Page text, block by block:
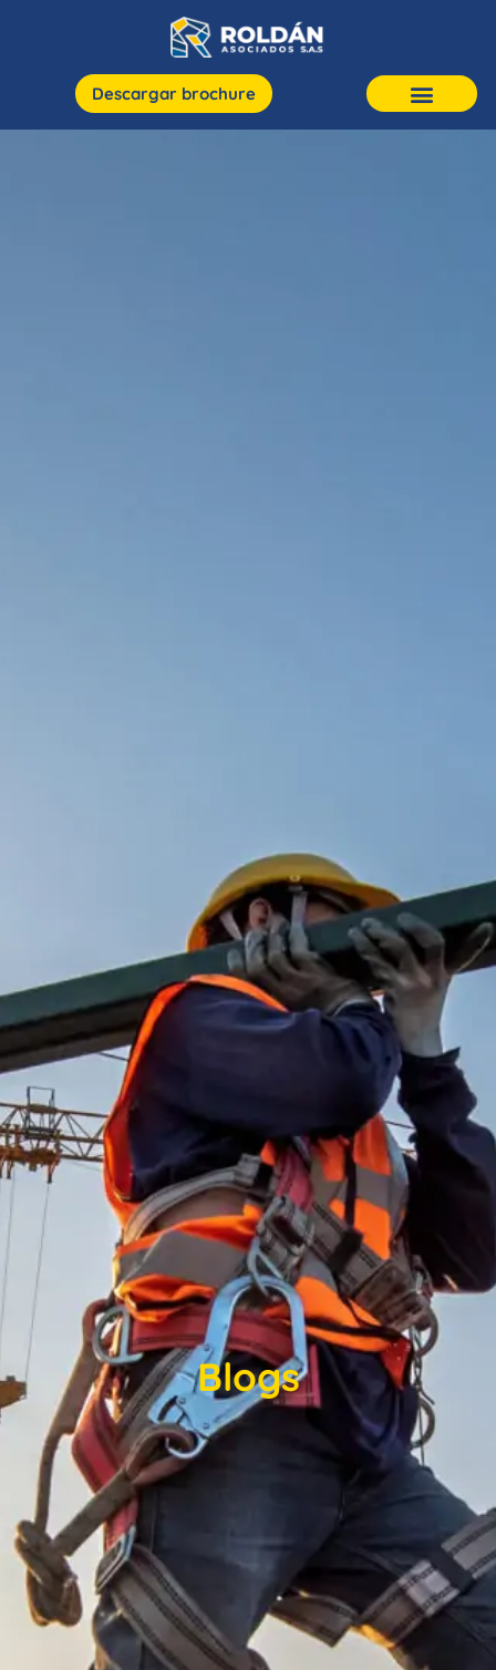
Descargar brochure
Blogs